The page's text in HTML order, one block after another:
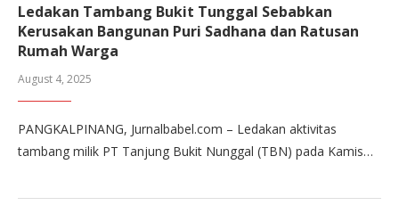
Ledakan Tambang Bukit Tunggal Sebabkan
Kerusakan Bangunan Puri Sadhana dan Ratusan
Rumah Warga
August 4, 2025
PANGKALPINANG, Jurnalbabel.com – Ledakan aktivitas
tambang milik PT Tanjung Bukit Nunggal (TBN) pada Kamis…